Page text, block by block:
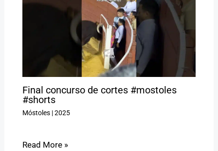
Final concurso de cortes #mostoles
#shorts
Móstoles|2025
Read More »